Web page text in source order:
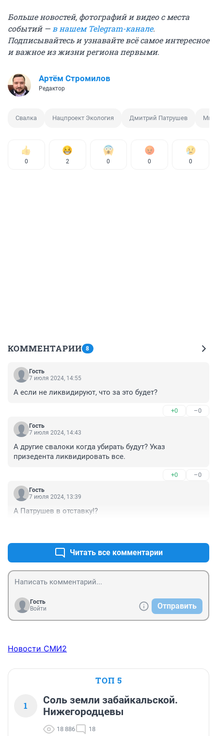
Больше новостей, фотографий и видео с места
событий —в нашем Telegram-канале.
Подписывайтесь и узнавайте всё самое интересное
и важное из жизни региона первыми.
Артём Стромилов
Редактор
Свалка Нацпроект Экология Дмитрий Патрушев
0 2 0 0 0
КОММЕНТАРИИ 8
Гость
7 июля 2024, 14:55
А если не ликвидируют, что за это будет?
+0 –0
Гость
7 июля 2024, 14:43
А другие свалоки когда убирать будут? Указ
призедента ликвидировать все.
+0 –0
Гость
7 июля 2024, 13:39
А Патрушев в отставку!?
Читать все комментарии
Гость
Войти
Отправить
Новости СМИ2
ТОП 5
1
Соль земли забайкальской.
Нижегородцевы
18 886 18